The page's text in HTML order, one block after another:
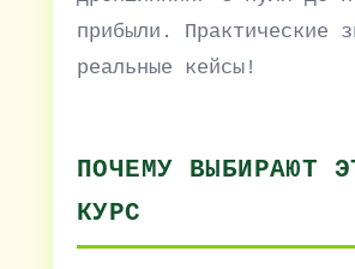
прибыли. Практические
реальные кейсы!
ПОЧЕМУ ВЫБИРАЮТ
КУРС